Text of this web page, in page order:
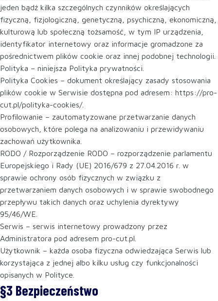
jeden bądź kilka szczególnych czynników określających
fizyczną, fizjologiczną, genetyczną, psychiczną, ekonomiczną,
kulturową lub społeczną tożsamość, w tym IP urządzenia,
identyfikator internetowy oraz informacje gromadzone za
pośrednictwem plików cookie oraz innej podobnej technologii.
Polityka – niniejsza Polityka prywatności.
Polityka Cookies – dokument określający zasady stosowania
plików cookie w Serwisie dostępna pod adresem: https://pro-
cut.pl/polityka-cookies/.
Profilowanie – zautomatyzowane przetwarzanie danych
osobowych, które polega na analizowaniu i przewidywaniu
zachowań użytkownika.
RODO / Rozporządzenie RODO – rozporządzenie parlamentu
Europejskiego i Rady (UE) 2016/679 z 27.04.2016 r. w
sprawie ochrony osób fizycznych w związku z
przetwarzaniem danych osobowych i w sprawie swobodnego
przepływu takich danych oraz uchylenia dyrektywy
95/46/WE.
Serwis – serwis internetowy prowadzony przez
Administratora pod adresem pro-cut.pl.
Użytkownik – każda osoba fizyczna odwiedzająca Serwis lub
korzystająca z jednej albo kilku usług czy funkcjonalności
opisanych w Polityce.
§3 Bezpieczeństwo